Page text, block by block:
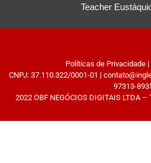
Teacher
Políticas de Privacidade|
CNPJ: 37.110.322/0001-01 |
97313-
2022 OBF NEGÓCIOS DIGITAIS LTDA